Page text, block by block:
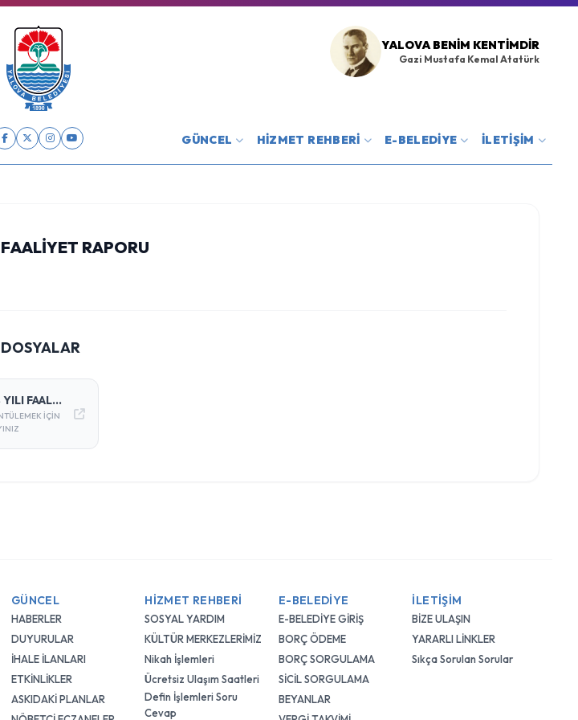
YALOVA BENIM KENTIMDIR
Gazi Mustafa Kemal Atatürk
GÜNCEL HİZMET REHBERİ E-BELEDİYE İLETİŞİM
RAPORU
2018 YILI FAALİYET RAPORU
IÇIN
GÜNCEL
HABERLER
DUYURULAR
İHALE İLANLARI
ETKİNLİKLER
ASKIDAKİ PLANLAR
HİZMET REHBERİ
SOSYAL YARDIM
KÜLTÜR MERKEZLERİMİZ
Nikah İşlemleri
Ücretsiz Ulaşım Saatleri
Defin İşlemleri Soru
Cevap
E-BELEDİYE
E-BELEDİYE GİRİŞ
BORÇ ÖDEME
BORÇ SORGULAMA
SİCİL SORGULAMA
BEYANLAR
İLETİŞİM
BİZE ULAŞIN
YARARLI LİNKLER
Sıkça Sorulan Sorular